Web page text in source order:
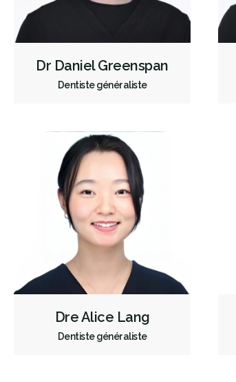
Dr Daniel Greenspan
Dentiste généraliste
Dre Alice Lang
Dentiste généraliste